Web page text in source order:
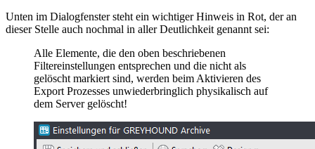
Unten im Dialogfenster steht ein wichtiger Hinweis in Rot, der an
dieser Stelle auch nochmal in aller Deutlichkeit genannt sei:
Alle Elemente, die den oben beschriebenen
Filtereinstellungen entsprechen und die nicht als
gelöscht markiert sind, werden beim Aktivieren des
Export Prozesses unwiederbringlich physikalisch auf
dem Server gelöscht!